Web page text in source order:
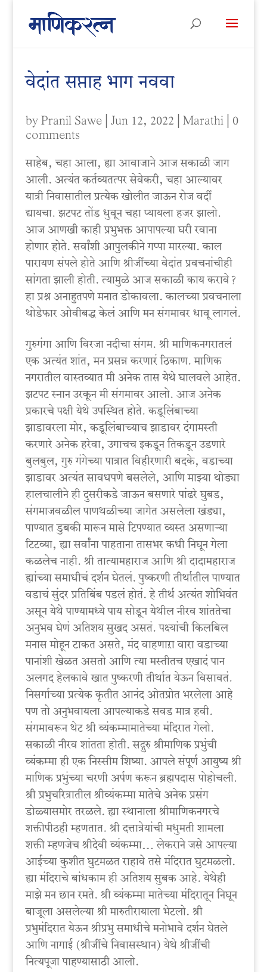
वेदांत सप्ताह भाग नववा
byPranil Sawe| Jun 12, 2022 Marathi| 0
comments
साहेब, चहा आला, ह्या आवाजाने आज सकाळी जाग
आली. अत्यंत कर्तव्यतत्पर सेवेकरी, चहा आल्यावर
यात्री निवासातील प्रत्येक खोलीत जाऊन रोज वर्दी
द्यायचा. झटपट तोंड धुवून चहा प्यायला हजर झालो.
आज आणखी काही प्रभुभक्त आपापल्या घरी रवाना
होणार होते. सर्वांशी आपुलकीने गप्पा मारल्या. काल
पारायण संपले होते आणि श्रीजींच्या वेदांत प्रवचनांचीही
सांगता झाली होती. त्यामुळे आज सकाळी काय करावे?
हा प्रश्न अनाहुतपणे मनात डोकावला. कालच्या प्रवचनाला
थोडेफार ओवीबद्ध केलं आणि मन संगमावर धावू लागलं.
गुरुगंगा आणि विरजा नदीचा संगम. श्री माणिकनगरातलं
एक अत्यंत शांत, मन प्रसन्न करणारं ठिकाण. माणिक
नगरातील वास्तव्यात मी अनेक तास येथे घालवले आहेत.
झटपट स्नान उरकून मी संगमावर आलो. आज अनेक
प्रकारचे पक्षी येथे उपस्थित होते. कडूलिंबाच्या
झाडावरला मोर, कडूलिंबाच्याच झाडावर दंगामस्ती
करणारे अनेक हरेवा, उगाचच इकडून तिकडून उडणारे
बुलबुल, गुरु गंगेच्या पात्रात विहीरणारी बदके, वडाच्या
झाडावर अत्यंत सावधपणे बसलेले, आणि माझ्या थोड्या
हालचालीने ही दुसरीकडे जाऊन बसणारे पांढरे घुबड,
संगमाजवळील पाणथळीच्या जागेत असलेला खंड्या,
पाण्यात डुबकी मारून मासे टिपण्यात व्यस्त असणाऱ्या
टिटव्या, ह्या सर्वांना पाहताना तासभर कधी निघून गेला
कळलेच नाही. श्री तात्यामहाराज आणि श्री दादामहाराज
ह्यांच्या समाधीचं दर्शन घेतलं. पुष्करणी तीर्थातील पाण्यात
वडाचं सुंदर प्रतिबिंब पडलं होतं. हे तीर्थ अत्यंत शोभिवंत
असून येथे पाण्यामध्ये पाय सोडून येथील नीरव शांततेचा
अनुभव घेणं अतिशय सुखद असतं. पक्ष्यांची किलबिल
मनास मोहून टाकत असते, मंद वाहणाऱा वारा वडाच्या
पानांशी खेळत असतो आणि त्या मस्तीतच एखादं पान
अलगद हेलकावे खात पुष्करणी तीर्थात येऊन विसावतं.
निसर्गाच्या प्रत्येक कृतीत आनंद ओतप्रोत भरलेला आहे
पण तो अनुभवायला आपल्याकडे सवड मात्र हवी.
संगमावरून थेट श्री व्यंकम्मामातेच्या मंदिरात गेलो.
सकाळी नीरव शांतता होती. सद्गुरु श्रीमाणिक प्रभुंची
व्यंकम्मा ही एक निस्सीम शिष्या. आपले संपूर्ण आयुष्य श्री
माणिक प्रभुंच्या चरणी अर्पण करून ब्रह्मपदास पोहोचली.
श्री प्रभुचरित्रातील श्रीव्यंकम्मा मातेचे अनेक प्रसंग
डोळ्यासमोर तरळले. ह्या स्थानाला श्रीमाणिकनगरचे
शक्तीपीठही म्हणतात. श्री दत्तात्रेयांची मधुमती शामला
शक्ती म्हणजेच श्रीदेवी व्यंकम्मा…‌ लेकराने जसे आपल्या
आईच्या कुशीत घुटमळत राहावे तसे मंदिरात घुटमळलो.
ह्या मंदिराचे बांधकाम ही अतिशय सुबक आहे. येथेही
माझे मन छान रमते. श्री व्यंकम्मा मातेच्या मंदिरातून निघून
बाजूला असलेल्या श्री मारुतीरायाला भेटलो. श्री
प्रभुमंदिरात येऊन श्रीप्रभु समाधीचे मनोभावे दर्शन घेतले
आणि नागाई (श्रीजींचे निवासस्थान) येथे श्रीजींची
नित्यपूजा पाहण्यासाठी आलो.